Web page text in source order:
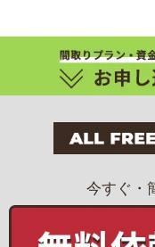
今すぐ・